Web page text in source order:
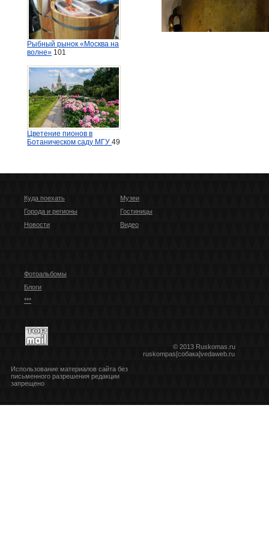
Рыбный рынок «Москва на
волне» 101
Цветение пионов в
Ботаническом саду МГУ 49
Куда поехать
Города и регионы
Новости
Музеи
Гостиницы
Видео
Фотоальбомы
Блоги
***
© 2013 Ruskomas.ru
ruskompas[собака]vedaweb.ru
Использование материалов сайта без
письменного разрешения редакции
запрещено